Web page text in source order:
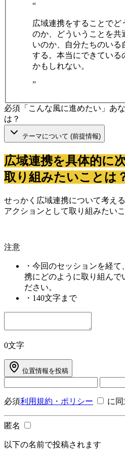
“
広域連携をすることでど
のか、どういうことを共
いのか、自分たちのいる
する。本当にできている
かもしれない。
”
必須 「こんな風に進めたい」あ
は？
テーマについて (前提情報)
広域連携を具体的に
取り組みたいことは
せっかく広域連携について考え
アクションとして取り組みたい
注意
・ 今回のセッションを経て
携にどのように取り組んで
ださい。
・ 140文字まで
0文字
位置情報を投稿
必須利用規約・ポリシー に同
匿名
以下の名前で投稿されます